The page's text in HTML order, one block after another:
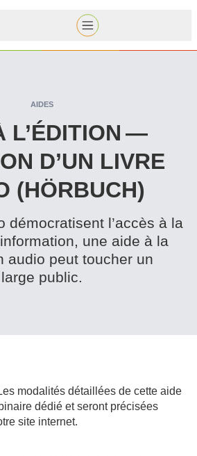
AIDES
L’ÉDITION —
D’UN LIVRE
(HÖRBUCH)
démoc­ra­tisent l’accès à la
une aide à la
audio peut toucher un
large public.
modalités détaillées de cette aide
dédié et seront précisées
site internet.